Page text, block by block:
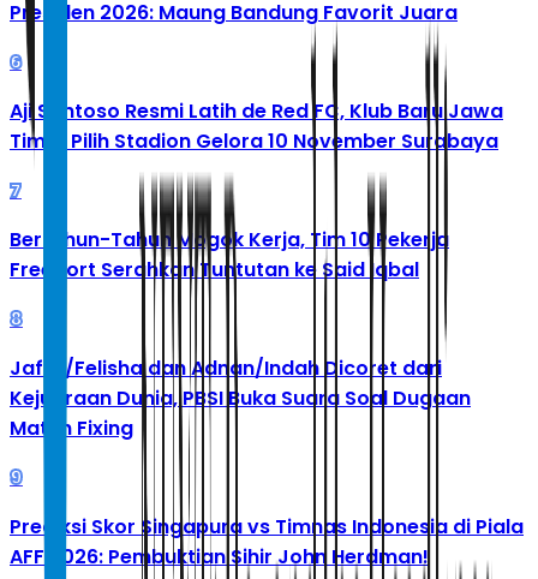
Presiden 2026: Maung Bandung Favorit Juara
6
Aji Santoso Resmi Latih de Red FC, Klub Baru Jawa
Timur Pilih Stadion Gelora 10 November Surabaya
7
Bertahun-Tahun Mogok Kerja, Tim 10 Pekerja
Freeport Serahkan Tuntutan ke Said Iqbal
8
Jafar/Felisha dan Adnan/Indah Dicoret dari
Kejuaraan Dunia, PBSI Buka Suara Soal Dugaan
Match Fixing
9
Prediksi Skor Singapura vs Timnas Indonesia di Piala
AFF 2026: Pembuktian Sihir John Herdman!